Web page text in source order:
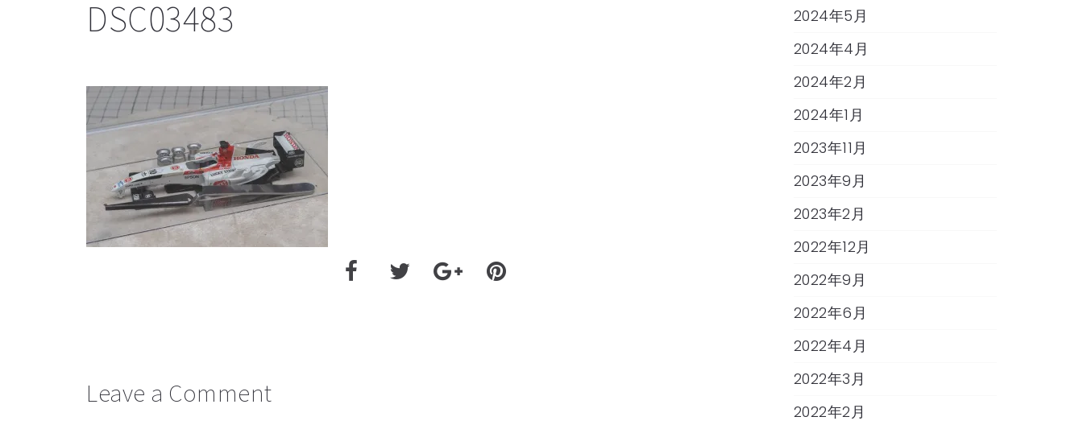
DSC03483
Leave a Comment
2024年5月
2024年4月
2024年2月
2024年1月
2023年11月
2023年9月
2023年2月
2022年12月
2022年9月
2022年6月
2022年4月
2022年3月
2022年2月